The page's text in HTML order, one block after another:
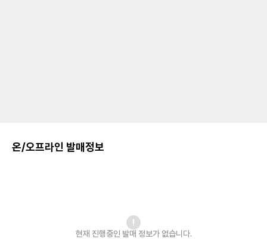
온/오프라인 발매정보
현재 진행중인 발매 정보가 없습니다.